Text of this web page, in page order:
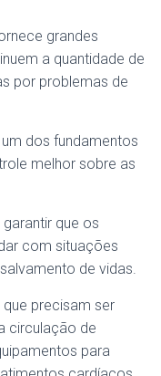
grandes
a quantidade de
por problemas de
dos fundamentos
melhor sobre as
que os
com situações
de vidas.
precisam ser
circulação de
para